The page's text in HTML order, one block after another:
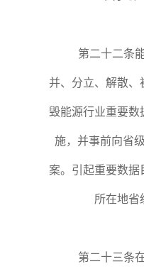
第二十二条
并、分立、解散、
毁能源行业重要
施，并事前向省
案。引起重要数据
所在地省
第二十三条